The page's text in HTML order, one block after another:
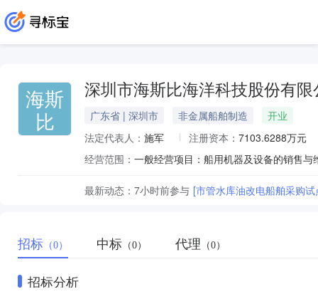
海斯
比
深圳市海斯比海洋科技股份有限
广东省 | 深圳市 非金属船舶制造
开业
法定代表人： 施军 注册资本： 7103.6288万元
经营范围：
最新动态： 7小时前参与 [市管水库油改电船舶采购
招标 （0） 中标 （0） 代理 （0）
招标分析